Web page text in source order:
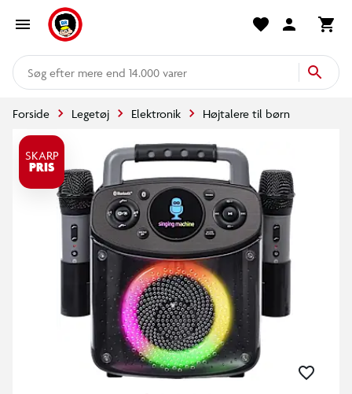
mere end 14.000 varer
Forside Legetøj Elektronik Højtalere til børn
SKARP
PRIS